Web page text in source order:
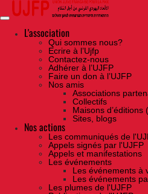
Skip
the
contentL'association
Qui sommes nous?
Ecrire à l’Ujfp
Contactez-nous
Adhérer à l’UJFP
Faire un don à l’UJFP
Nos amis
Associations
Collectifs
Maisons d’éditions
Sites, blogs
Nos actions
Les communiqués de
Appels signés par l'UJFP
Appels et manifestations
Les événements
Les événements à
Les événements
Les plumes de l'UJFP